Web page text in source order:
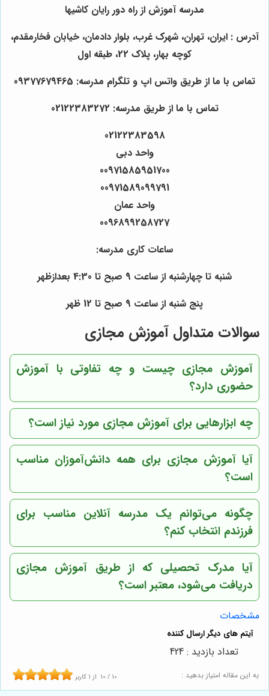
مدرسه آموزش از راه دور رایان کاشیها
آدرس : ایران، تهران، شهرک غرب، بلوار دادمان، خیابان فخارمقدم،
کوچه بهار، پلاک 22، طبقه اول
تماس با ما از طریق واتس اپ و تلگرام مدرسه: 09377679465
تماس با ما از طریق مدرسه: 02122383272
02122383598
واحد دبی
00971585951700
00971589099791
واحد عمان
0096899258727
ساعات کاری مدرسه:
شنبه تا چهارشنبه از ساعت 9 صبح تا 4:30 بعدازظهر
پنج شنبه از ساعت 9 صبح تا 12 ظهر
سوالات متداول آموزش مجازی
آموزش مجازی چیست و چه تفاوتی با آموزش
حضوری دارد؟
چه ابزارهایی برای آموزش مجازی مورد نیاز است؟
آیا آموزش مجازی برای همه دانش‌آموزان مناسب
است؟
چگونه می‌توانم یک مدرسه آنلاین مناسب برای
فرزندم انتخاب کنم؟
آیا مدرک تحصیلی که از طریق آموزش مجازی
دریافت می‌شود، معتبر است؟
مشخصات
به این مقاله امتیاز بدهید : 10 / 10 از 1 کاربر
تعداد بازدید : 424